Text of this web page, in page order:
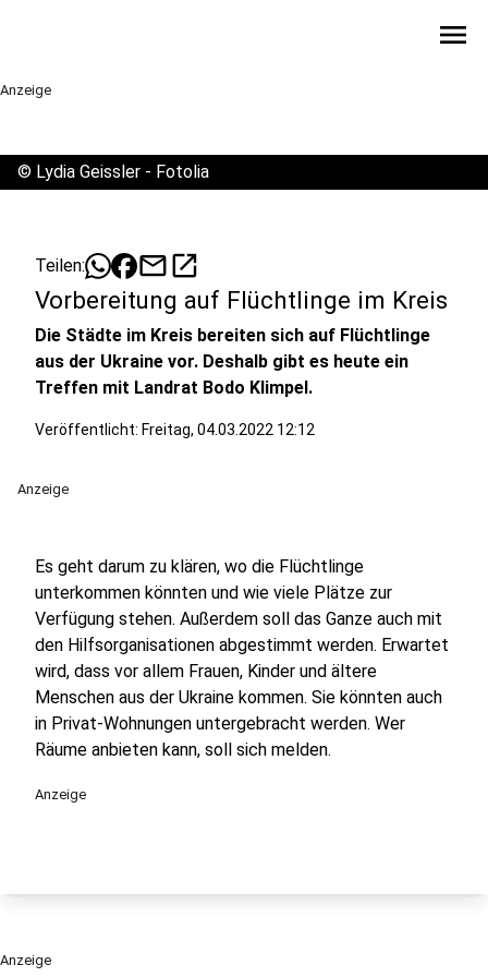
menu
Anzeige
© Lydia Geissler - Fotolia
Teilen: mailopen_in_new
Vorbereitung auf Flüchtlinge im Kreis
Die Städte im Kreis bereiten sich auf Flüchtlinge
aus der Ukraine vor. Deshalb gibt es heute ein
Treffen mit Landrat Bodo Klimpel.
Veröffentlicht: Freitag, 04.03.2022 12:12
Anzeige
Es geht darum zu klären, wo die Flüchtlinge
unterkommen könnten und wie viele Plätze zur
Verfügung stehen. Außerdem soll das Ganze auch mit
den Hilfsorganisationen abgestimmt werden. Erwartet
wird, dass vor allem Frauen, Kinder und ältere
Menschen aus der Ukraine kommen. Sie könnten auch
in Privat-Wohnungen untergebracht werden. Wer
Räume anbieten kann, soll sich melden.
Anzeige
Anzeige